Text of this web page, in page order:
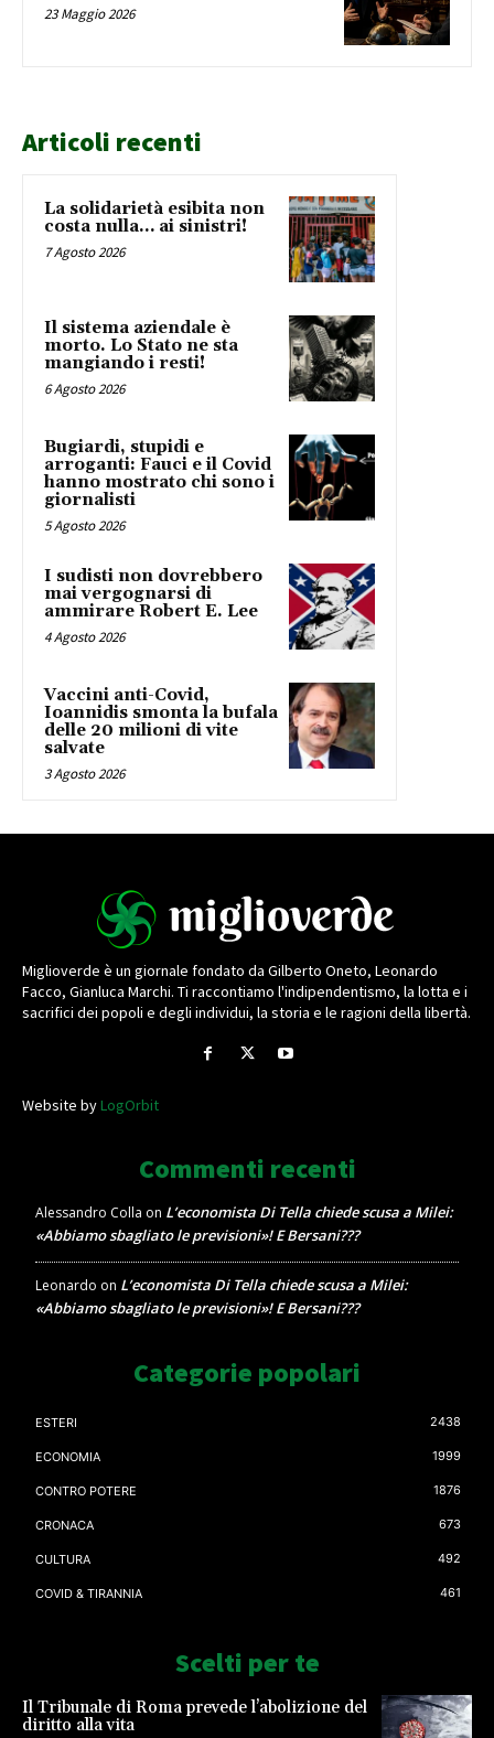
23 Maggio 2026
Articoli recenti
La solidarietà esibita non
costa nulla… ai sinistri!
7 Agosto 2026
Il sistema aziendale è
morto. Lo Stato ne sta
mangiando i resti!
6 Agosto 2026
Bugiardi, stupidi e
arroganti: Fauci e il Covid
hanno mostrato chi sono i
giornalisti
5 Agosto 2026
I sudisti non dovrebbero
mai vergognarsi di
ammirare Robert E. Lee
4 Agosto 2026
Vaccini anti-Covid,
Ioannidis smonta la bufala
delle 20 milioni di vite
salvate
3 Agosto 2026
Miglioverde è un giornale fondato da Gilberto Oneto, Leonardo
Facco, Gianluca Marchi. Ti raccontiamo l'indipendentismo, la lotta e i
sacrifici dei popoli e degli individui, la storia e le ragioni della libertà.
Website byLogOrbit
Commenti recenti
Alessandro Colla on L’economista Di Tella chiede scusa a Milei:
«Abbiamo sbagliato le previsioni»! E Bersani???
Leonardo on L’economista Di Tella chiede scusa a Milei:
«Abbiamo sbagliato le previsioni»! E Bersani???
Categorie popolari
ESTERI 2438
ECONOMIA 1999
CONTRO POTERE 1876
CRONACA 673
CULTURA 492
COVID & TIRANNIA 461
Scelti per te
Il Tribunale di Roma prevede l’abolizione del
diritto alla vita